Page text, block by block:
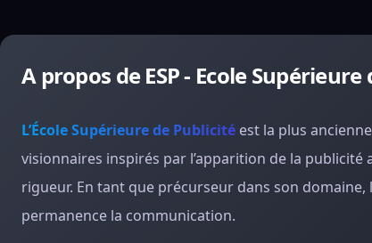
A propos de ESP - Ecole
L’École Supérieure de Publicité est la plus
visionnaires inspirés par l’apparition de la
rigueur. En tant que précurseur dans son domaine,
permanence la communication.